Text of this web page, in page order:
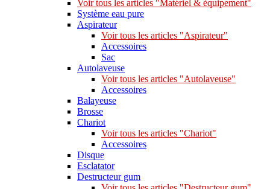
Voir tous les articles "Matériel & équipement"
Système eau pure
Aspirateur
Voir tous les articles "Aspirateur"
Accessoires
Sac
Autolaveuse
Voir tous les articles "Autolaveuse"
Accessoires
Balayeuse
Brosse
Chariot
Voir tous les articles "Chariot"
Accessoires
Disque
Esclatator
Destructeur gum